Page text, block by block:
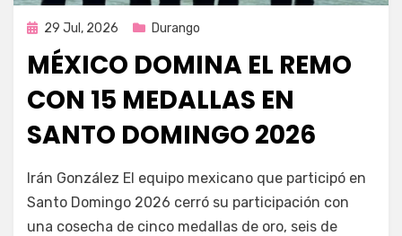
Publicada
29 Jul, 2026 Durango
MÉXICO DOMINA EL REMO
CON 15 MEDALLAS EN
SANTO DOMINGO 2026
por Fernando Miranda Servín
Irán González El equipo mexicano que participó en
Santo Domingo 2026 cerró su participación con
una cosecha de cinco medallas de oro, seis de